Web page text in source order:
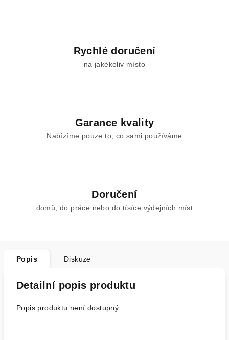
Rychlé doručení
na jakékoliv místo
Garance kvality
Nabízíme pouze to, co sami používáme
Doručení
domů, do práce nebo do tísíce výdejních míst
Popis Diskuze
Detailní popis produktu
Popis produktu není dostupný